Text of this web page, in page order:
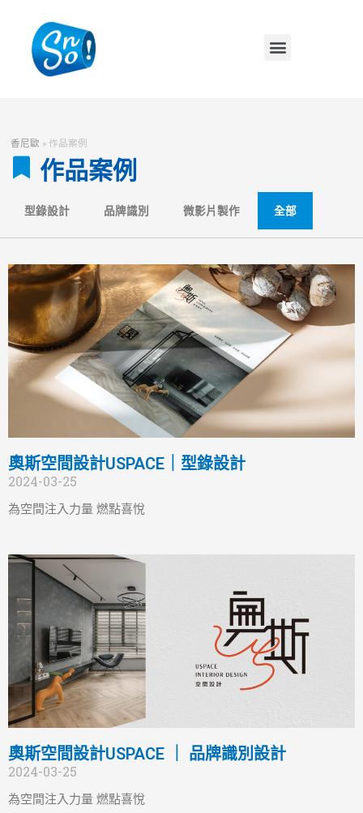
香尼歐 » 作品案例
作品案例
型錄設計 品牌識別 微影片製作 全部
奧斯空間設計USPACE｜型錄設計
2024-03-25
為空間注入力量 燃點喜悅
奧斯空間設計USPACE ｜ 品牌識別設計
2024-03-25
為空間注入力量 燃點喜悅